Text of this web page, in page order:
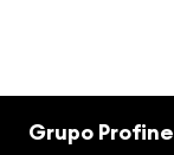
Grupo Profine